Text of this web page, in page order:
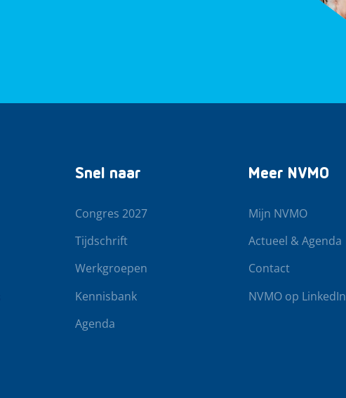
Snel naar
Congres 2027
Tijdschrift
Werkgroepen
Kennisbank
Agenda
Meer NVMO
Mijn NVMO
Actueel & Agenda
Contact
NVMO op LinkedIn